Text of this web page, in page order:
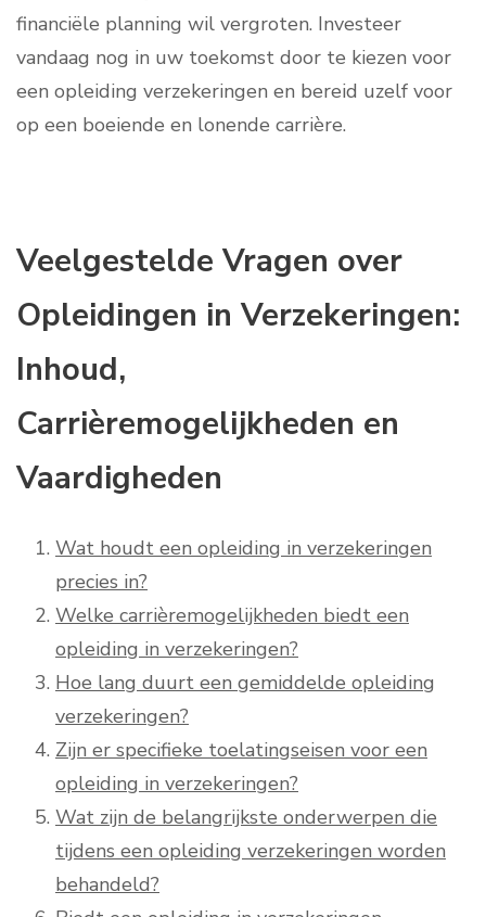
financiële planning wil vergroten. Investeer
vandaag nog in uw toekomst door te kiezen voor
een opleiding verzekeringen en bereid uzelf voor
op een boeiende en lonende carrière.
Veelgestelde Vragen over
Opleidingen in Verzekeringen:
Inhoud,
Carrièremogelijkheden en
Vaardigheden
Wat houdt een opleiding in verzekeringen
precies in?
Welke carrièremogelijkheden biedt een
opleiding in verzekeringen?
Hoe lang duurt een gemiddelde opleiding
verzekeringen?
Zijn er specifieke toelatingseisen voor een
opleiding in verzekeringen?
Wat zijn de belangrijkste onderwerpen die
tijdens een opleiding verzekeringen worden
behandeld?